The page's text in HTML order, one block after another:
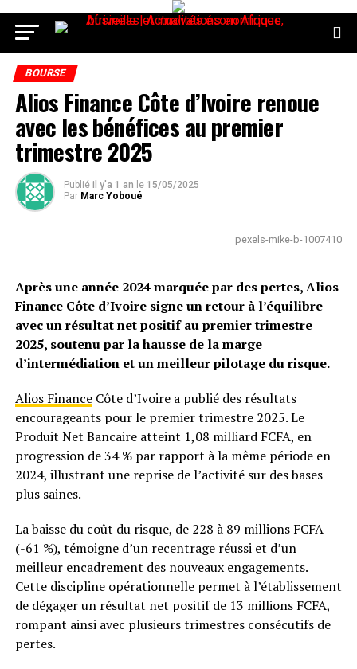
BOURSE
Alios Finance Côte d’Ivoire renoue
avec les bénéfices au premier
trimestre 2025
Publié il y'a 1 an le 15/05/2025
Par Marc Yoboué
pexels-mike-b-1007410
Après une année 2024 marquée par des pertes, Alios
Finance Côte d’Ivoire signe un retour à l’équilibre
avec un résultat net positif au premier trimestre
2025, soutenu par la hausse de la marge
d’intermédiation et un meilleur pilotage du risque.
Alios FinanceCôte d’Ivoire a publié des résultats
encourageants pour le premier trimestre 2025. Le
Produit Net Bancaire atteint 1,08 milliard FCFA, en
progression de 34 % par rapport à la même période en
2024, illustrant une reprise de l’activité sur des bases
plus saines.
La baisse du coût du risque, de 228 à 89 millions FCFA
(-61 %), témoigne d’un recentrage réussi et d’un
meilleur encadrement des nouveaux engagements.
Cette discipline opérationnelle permet à l’établissement
de dégager un résultat net positif de 13 millions FCFA,
rompant ainsi avec plusieurs trimestres consécutifs de
pertes.